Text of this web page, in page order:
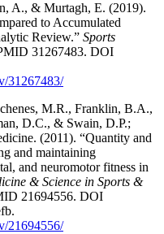
A., & Murtagh, E. (2019).
to Accumulated
Review.” Sports
31267483. DOI
31267483/
M.R., Franklin, B.A.,
D.C., & Swain, D.P.;
(2011). “Quantity and
and maintaining
and neuromotor fitness in
& Science in Sports &
21694556. DOI
21694556/